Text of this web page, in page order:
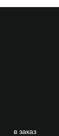
в заказ